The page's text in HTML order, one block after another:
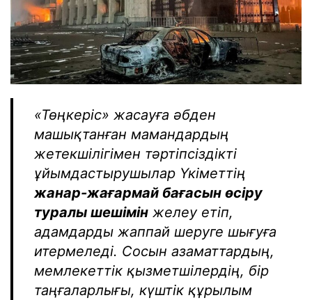
«Төңкеріс» жасауға әбден
машықтанған мамандардың
жетекшілігімен тәртіпсіздікті
ұйымдастырушылар Үкіметтің
жанар-жағармай бағасын өсіру
туралы шешімін желеу етіп,
адамдарды жаппай шеруге шығуға
итермеледі. Сосын азаматтардың,
мемлекеттік қызметшілердің, бір
таңғаларлығы, күштік құрылым